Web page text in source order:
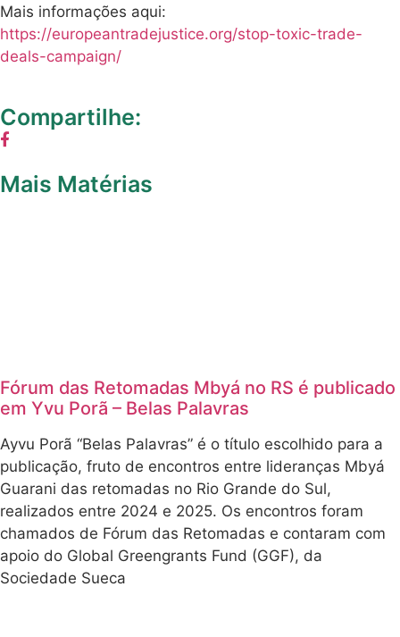
Mais informações aqui:
https://europeantradejustice.org/stop-toxic-trade-
deals-campaign/
Compartilhe:
Mais Matérias
Fórum das Retomadas Mbyá no RS é publicado
em Yvu Porã – Belas Palavras
Ayvu Porã “Belas Palavras” é o título escolhido para a
publicação, fruto de encontros entre lideranças Mbyá
Guarani das retomadas no Rio Grande do Sul,
realizados entre 2024 e 2025. Os encontros foram
chamados de Fórum das Retomadas e contaram com
apoio do Global Greengrants Fund (GGF), da
Sociedade Sueca